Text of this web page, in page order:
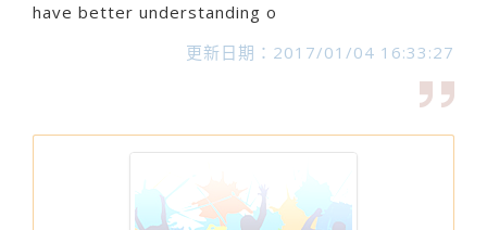
have better understanding o
更新日期：2017/01/04 16:33:27